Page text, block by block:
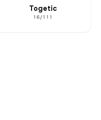
Togetic
16/111